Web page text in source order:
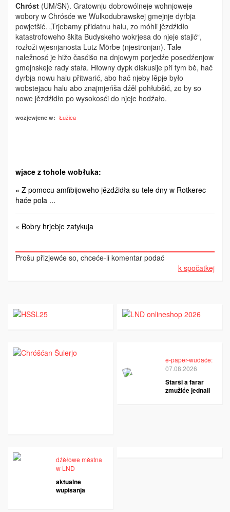
Chróst (UM/SN). Gratownju dobrowólneje wohnjoweje
wobory w Chrósće we Wulkodubrawskej gmejnje dyrbja
powjetšić. „Trjebamy přidatnu halu, zo móhli jězdźidło
katastrofoweho škita Budyskeho wokrjesa do njeje stajić“,
rozłoži wjesnjanosta Lutz Mörbe (njestronjan). Tale
naležnosć je hižo časćišo na dnjowym porjedźe posedźenjow
gmejnskeje rady stała. Hłowny dypk disku­sije při tym bě, hač
dyrbja nowu ­halu přitwarić, abo hač njeby lěpje było
wobstejacu halu abo znajmjeńša dźěl pohłubšić, zo by so
nowe jězdźidło po wysokosći do njeje hodźało.
wozjewjene w: Łužica
wjace z tohole wobłuka:
« Z pomocu amfibijoweho jězdźidła su tele dny w Rotkerec
haće pola ...
« Bobry hrjebje zatykuja
Prošu přizjewće so, chceće-li komentar podać
k spočatkej
e-paper-wudaće:
07.08.2026
Starši a farar
zmužiće jednali
dźěłowe městna
w LND
aktualne
wupisanja